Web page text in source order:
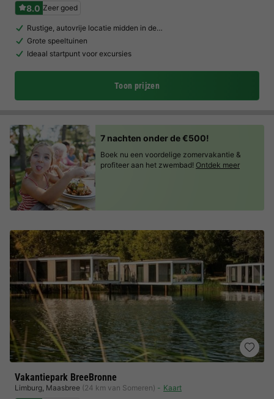
8.0 Zeer goed
Rustige, autovrije locatie midden in de…
Grote speeltuinen
Ideaal startpunt voor excursies
Toon prijzen
Vakantiepark BreeBronne
Limburg, Maasbree (24 km van Someren) Kaart
7 nachten onder de €500!
Boek nu een voordelige zomervakantie &
profiteer aan het zwembad! Ontdek meer